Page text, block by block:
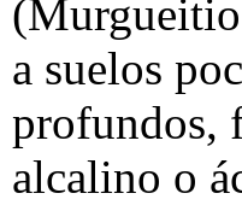
a suelos
profundos,
alcalino o